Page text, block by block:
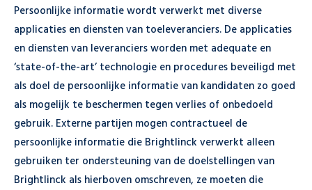
Persoonlijke informatie wordt verwerkt met diverse
applicaties en diensten van toeleveranciers. De applicaties
en diensten van leveranciers worden met adequate en
‘state-of-the-art’ technologie en procedures beveiligd met
als doel de persoonlijke informatie van kandidaten zo goed
als mogelijk te beschermen tegen verlies of onbedoeld
gebruik. Externe partijen mogen contractueel de
persoonlijke informatie die Brightlinck verwerkt alleen
gebruiken ter ondersteuning van de doelstellingen van
Brightlinck als hierboven omschreven, ze moeten die